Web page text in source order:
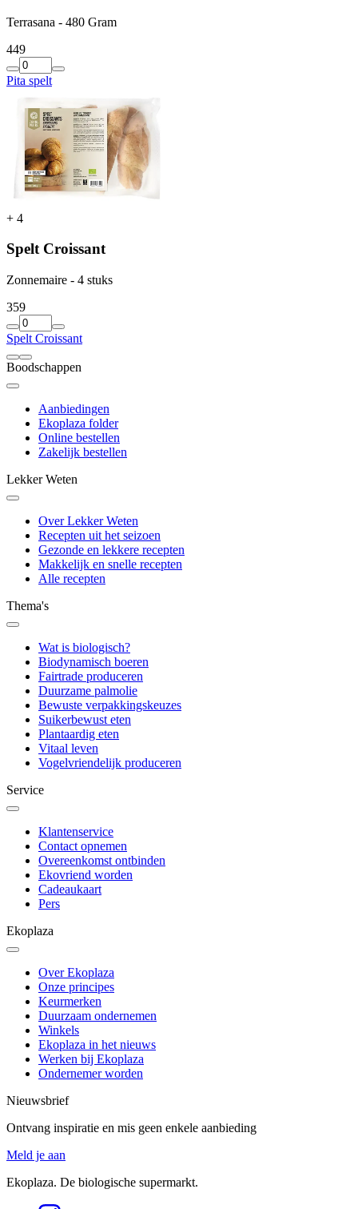
Terrasana - 480 Gram
449
Pita spelt
+ 4
Spelt Croissant
Zonnemaire - 4 stuks
359
Spelt Croissant
Boodschappen
Aanbiedingen
Ekoplaza folder
Online bestellen
Zakelijk bestellen
Lekker Weten
Over Lekker Weten
Recepten uit het seizoen
Gezonde en lekkere recepten
Makkelijk en snelle recepten
Alle recepten
Thema's
Wat is biologisch?
Biodynamisch boeren
Fairtrade produceren
Duurzame palmolie
Bewuste verpakkingskeuzes
Suikerbewust eten
Plantaardig eten
Vitaal leven
Vogelvriendelijk produceren
Service
Klantenservice
Contact opnemen
Overeenkomst ontbinden
Ekovriend worden
Cadeaukaart
Pers
Ekoplaza
Over Ekoplaza
Onze principes
Keurmerken
Duurzaam ondernemen
Winkels
Ekoplaza in het nieuws
Werken bij Ekoplaza
Ondernemer worden
Nieuwsbrief
Ontvang inspiratie en mis geen enkele aanbieding
Meld je aan
Ekoplaza. De biologische supermarkt.